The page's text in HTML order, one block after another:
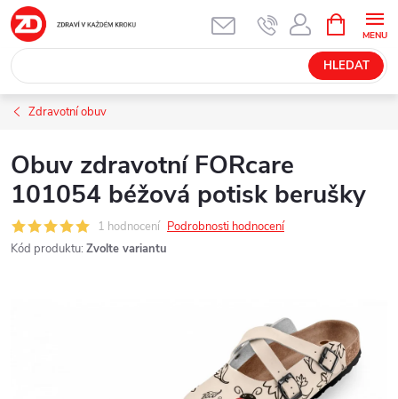
Přejít
na
obsah
HLEDAT
NÁKUPNÍ
KOŠÍK
Zdravotní obuv
Obuv zdravotní FORcare
101054 béžová potisk berušky
1 hodnocení Podrobnosti hodnocení
Kód produktu: Zvolte variantu